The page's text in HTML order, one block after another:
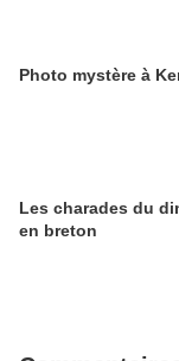
Photo mystère à
Les charades du
en breton